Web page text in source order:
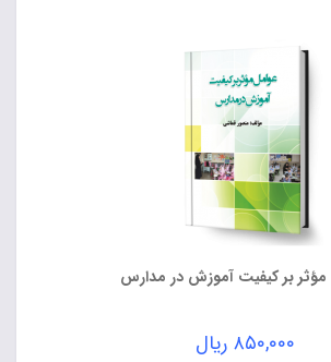
مؤثر بر کیفیت آموزش در مدارس
۸۵۰,۰۰۰ ریال